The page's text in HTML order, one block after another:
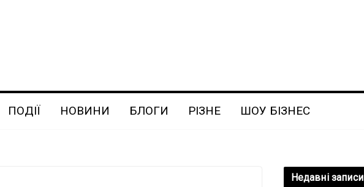
ПОДІЇ НОВИНИ БЛОГИ РІЗНЕ ШОУ БІЗНЕС
Недавні записи